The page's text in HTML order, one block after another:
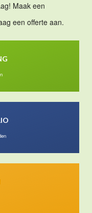
Maak een
een offerte aan.